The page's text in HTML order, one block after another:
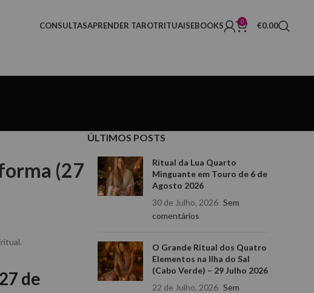
CONSULTASAPRENDER TAROTRITUAISEBOOKS 0 €0.00
(27
de
ÚLTIMOS POSTS
Ritual da Lua Quarto
Minguante em Touro de 6 de
Agosto 2026
30 de Julho, 2026 Sem
comentários
O Grande Ritual dos Quatro
Elementos na Ilha do Sal
(Cabo Verde) – 29 Julho 2026
22 de Julho, 2026 Sem